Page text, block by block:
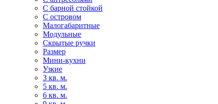
С барной стойкой
С островом
Малогабаритные
Модульные
Скрытые ручки
Размер
Мини-кухни
Узкие
3 кв. м.
5 кв. м.
6 кв. м.